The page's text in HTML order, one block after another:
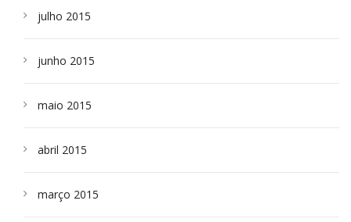
julho 2015
junho 2015
maio 2015
abril 2015
março 2015